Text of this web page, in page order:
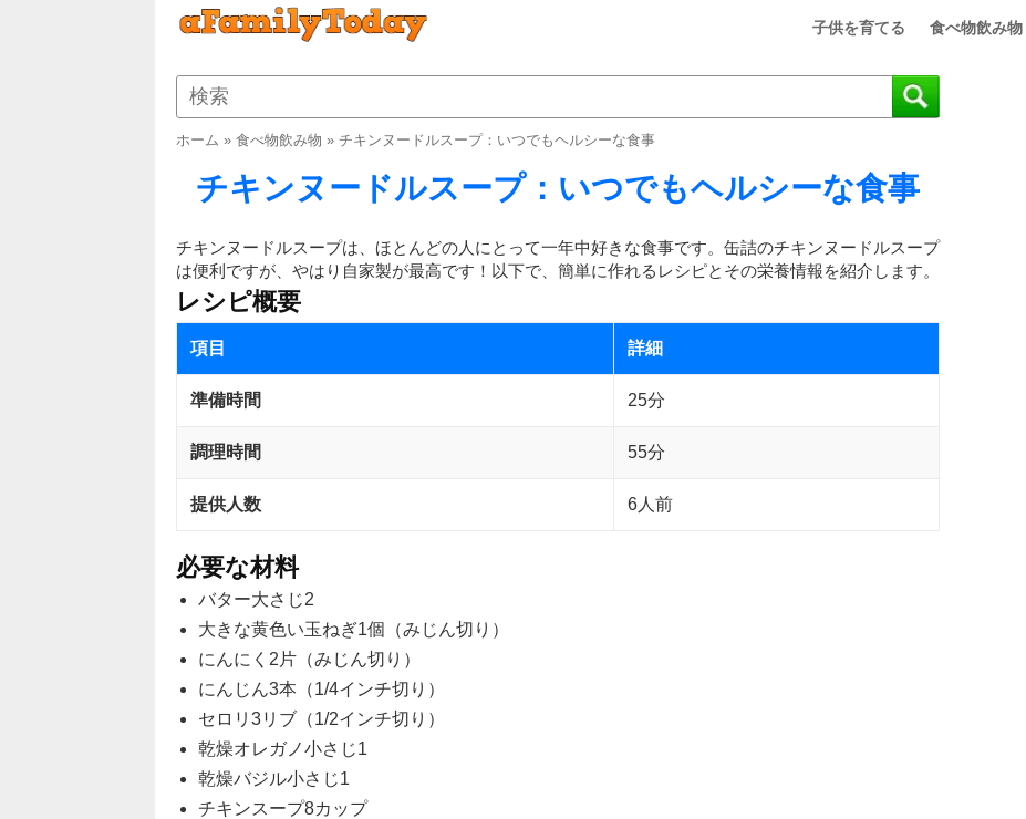
子供を育てる 食べ物飲み物
ホーム » 食べ物飲み物 » チキンヌードルスープ：いつでもヘルシーな食事
チキンヌードルスープ：いつでもヘルシーな食事
チキンヌードルスープは、ほとんどの人にとって一年中好きな食事です。缶詰のチキンヌードルスープ
は便利ですが、やはり自家製が最高です！以下で、簡単に作れるレシピとその栄養情報を紹介します。
レシピ概要
項目 詳細
準備時間 25分
調理時間 55分
提供人数 6人前
必要な材料
バター大さじ2
大きな黄色い玉ねぎ1個（みじん切り）
にんにく2片（みじん切り）
にんじん3本（1/4インチ切り）
セロリ3リブ（1/2インチ切り）
乾燥オレガノ小さじ1
乾燥バジル小さじ1
チキンスープ8カップ